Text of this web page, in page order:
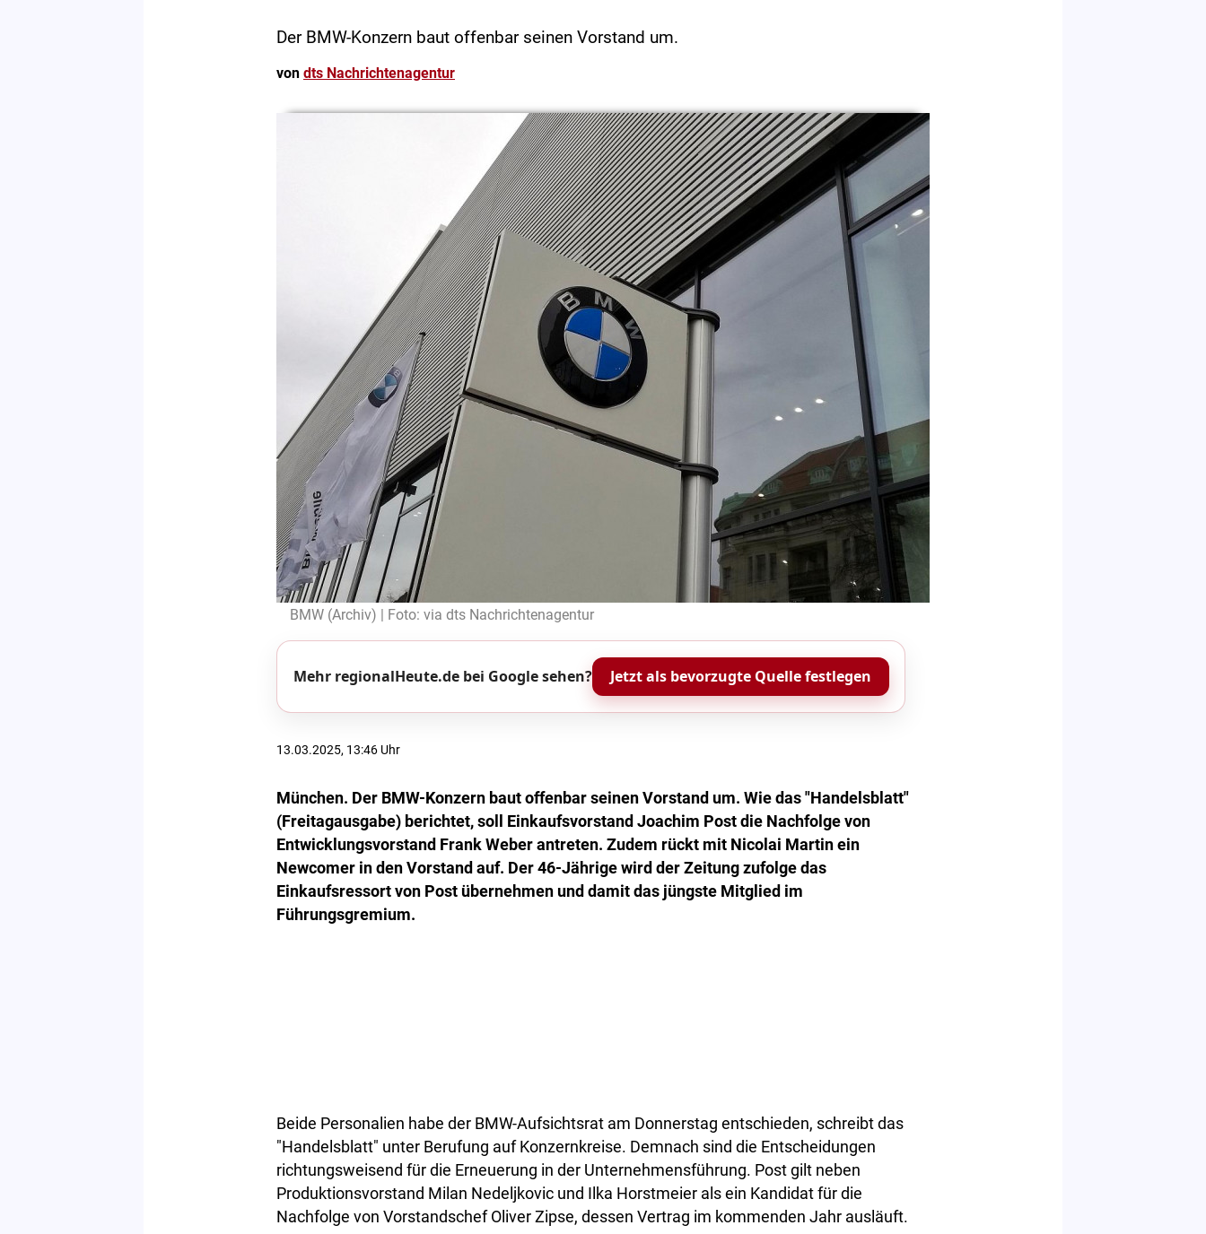
Der BMW-Konzern baut offenbar seinen Vorstand um.
von dts Nachrichtenagentur
BMW (Archiv) | Foto: via dts Nachrichtenagentur
Mehr regionalHeute.de bei Google sehen? Jetzt als bevorzugte Quelle festlegen
13.03.2025, 13:46 Uhr
München. Der BMW-Konzern baut offenbar seinen Vorstand um. Wie das "Handelsblatt"
(Freitagausgabe) berichtet, soll Einkaufsvorstand Joachim Post die Nachfolge von
Entwicklungsvorstand Frank Weber antreten. Zudem rückt mit Nicolai Martin ein
Newcomer in den Vorstand auf. Der 46-Jährige wird der Zeitung zufolge das
Einkaufsressort von Post übernehmen und damit das jüngste Mitglied im
Führungsgremium.
Beide Personalien habe der BMW-Aufsichtsrat am Donnerstag entschieden, schreibt das
"Handelsblatt" unter Berufung auf Konzernkreise. Demnach sind die Entscheidungen
richtungsweisend für die Erneuerung in der Unternehmensführung. Post gilt neben
Produktionsvorstand Milan Nedeljkovic und Ilka Horstmeier als ein Kandidat für die
Nachfolge von Vorstandschef Oliver Zipse, dessen Vertrag im kommenden Jahr ausläuft.